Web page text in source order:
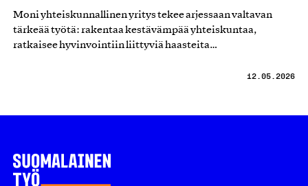
Moni yhteiskunnallinen yritys tekee arjessaan valtavan
tärkeää työtä: rakentaa kestävämpää yhteiskuntaa,
ratkaisee hyvinvointiin liittyviä haasteita…
12.05.2026